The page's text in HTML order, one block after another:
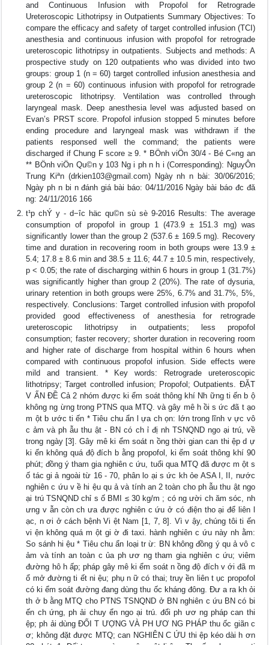
and Continuous Infusion with Propofol for Retrograde
Ureteroscopic Lithotripsy in Outpatients Summary Objectives: To
compare the efficacy and safety of target controlled infusion (TCI)
anesthesia and continuous infusion with propofol for retrograde
ureteroscopic lithotripsy in outpatients. Subjects and methods: A
prospective study on 120 outpatients who was divided into two
groups: group 1 (n = 60) target controlled infusion anesthesia and
group 2 (n = 60) continuous infusion with propofol for retrograde
ureteroscopic lithotripsy. Ventilation was controlled through
laryngeal mask. Deep anesthesia level was adjusted based on
Evan’s PRST score. Propofol infusion stopped 5 minutes before
ending procedure and laryngeal mask was withdrawn if the
patients responsed well the command; the patients were
discharged if Chung F score ≥ 9. * BÖnh viÖn 30/4 - Bé C«ng an
** BÖnh viÖn Qu©n y 103 Ng i ph n h i (Corresponding): NguyÔn
Trung Kiªn (drkien103@gmail.com) Ngày nh n bài: 30/06/2016;
Ngày ph n bi n đánh giá bài báo: 04/11/2016 Ngày bài báo đc đă
ng: 24/11/2016 166
t¹p chÝ y - d−îc häc qu©n sù sè 9-2016 Results: The average
consumption of propofol in group 1 (473.9 ± 151.3 mg) was
significantly lower than the group 2 (537.6 ± 169.5 mg). Recovery
time and duration in recovering room in both groups were 13.9 ±
5.4; 17.8 ± 8.6 min and 38.5 ± 11.6; 44.7 ± 10.5 min, respectively,
p < 0.05; the rate of discharging within 6 hours in group 1 (31.7%)
was significantly higher than group 2 (20%). The rate of dysuria,
urinary retention in both groups were 25%, 6.7% and 31.7%, 5%,
respectively. Conclusions: Target controlled infusion with propofol
provided good effectiveness of anesthesia for retrograde
ureteroscopic lithotripsy in outpatients; less propofol
consumption; faster recovery; shorter duration in recovering room
and higher rate of discharge from hospital within 6 hours when
compared with continuous propofol infusion. Side effects were
mild and transient. * Key words: Retrograde ureteroscopic
lithotripsy; Target controlled infusion; Propofol; Outpatients. ĐẶT
V ẤN ĐỀ Cả 2 nhóm được ki ểm soát thông khí Nh ững ti ến b ộ
không ng ừng trong PTNS qua MTQ. và gây mê h ồi s ức đã t ạo
m ột b ước ti ến * Tiêu chu ẩn l ựa ch ọn: lớn trong lĩnh v ực vô
c ảm và ph ẫu thu ật - BN có ch ỉ đị nh TSNQND ngo ại trú, về
trong ngày [3]. Gây mê ki ểm soát n ồng thời gian can thi ệp d ự
ki ến không quá độ đích b ằng propofol, ki ểm soát thông khí 90
phút; đồng ý tham gia nghiên c ứu, tuổi qua MTQ đã được m ột s
ố tác gi ả ngoài từ 16 - 70, phân lo ại s ức kh ỏe ASA I, II, nước
nghiên c ứu v ề hi ệu qu ả và tính an 2 toàn cho ph ẫu thu ật ngo
ại trú TSNQND chỉ s ố BMI ≤ 30 kg/m ; có ng ười ch ăm sóc, nh
ưng v ẫn còn ch ưa được nghiên c ứu ở có điện tho ại để liên l
ạc, n ơi ở cách bệnh Vi ệt Nam [1, 7, 8]. Vì v ậy, chúng tôi ti ến
vi ện không quá m ột gi ờ đi taxi. hành nghiên c ứu này nh ằm:
So sánh hi ệu * Tiêu chu ẩn loại tr ừ: BN không đồng ý qu ả vô c
ảm và tính an toàn c ủa ph ươ ng tham gia nghiên c ứu; viêm
đường hô h ấp; pháp gây mê ki ểm soát n ồng độ đích v ới đã m
ổ mở đường ti ết ni ệu; phụ n ữ có thai; truy ền liên t ục propofol
có ki ểm soát đường đang dùng thu ốc kháng đông. Đư a ra kh ỏi
th ở b ằng MTQ cho PTNS TSNQND ở BN nghiên c ứu BN có bi
ến ch ứng, ph ải chuy ển ngo ại trú. đổi ph ươ ng pháp can thi
ệp; ph ải dùng ĐỐI T ƯỢNG VÀ PH ƯƠ NG PHÁP thu ốc giãn c
ơ; không đặt được MTQ; can NGHIÊN C ỨU thi ệp kéo dài h ơn